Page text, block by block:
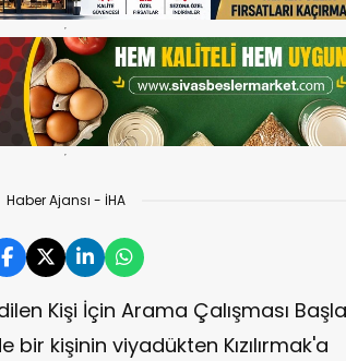
Haber Ajansı - İHA
Kişi İçin Arama Çalışması
bir kişinin viyadükten Kızılırmak'a